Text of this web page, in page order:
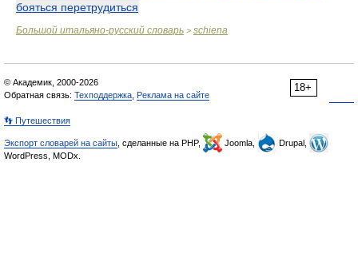
бояться перетрудиться
Большой итальяно-русский словарь > schiena
18+
© Академик, 2000-2026
Обратная связь: Техподдержка Реклама на сайте
👣 Путешествия
Экспорт словарей на сайты , сделанные на PHP, Joomla,
Drupal,
WordPress, MODx.